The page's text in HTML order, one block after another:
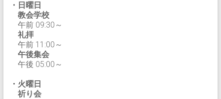
・日曜日
教会学校
午前 09:30～
礼拝
午前 11:00～
午後集会
午後 05:00～
・火曜日
祈り会